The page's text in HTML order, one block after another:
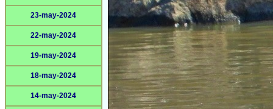
23-may-2024
22-may-2024
19-may-2024
18-may-2024
14-may-2024